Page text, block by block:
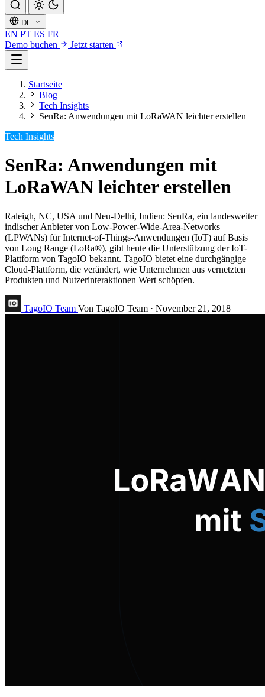
DE
EN PT ES FR
Demo buchen
Jetzt starten
Startseite
Blog
Tech Insights
SenRa: Anwendungen mit LoRaWAN leichter erstellen
Tech Insights
SenRa: Anwendungen mit
LoRaWAN leichter erstellen
Raleigh, NC, USA und Neu-Delhi, Indien: SenRa, ein landesweiter
indischer Anbieter von Low-Power-Wide-Area-Networks
(LPWANs) für Internet-of-Things-Anwendungen (IoT) auf Basis
von Long Range (LoRa®), gibt heute die Unterstützung der IoT-
Plattform von TagoIO bekannt. TagoIO bietet eine durchgängige
Cloud-Plattform, die verändert, wie Unternehmen aus vernetzten
Produkten und Nutzerinteraktionen Wert schöpfen.
TagoIO Team Von TagoIO Team · November 21, 2018